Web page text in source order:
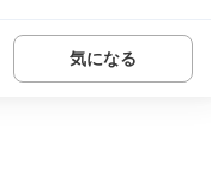
気になる